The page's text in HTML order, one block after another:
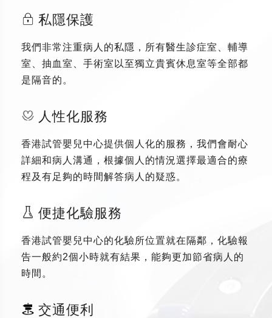
私隱保護
我們非常注重病人的私隱，所有醫生診症室、輔導
室、抽血室、手術室以至獨立貴賓休息室等全部都
是隔音的。
人性化服務
香港試管嬰兒中心提供個人化的服務，我們會耐心
詳細和病人溝通，根據個人的情況選擇最適合的療
程及有足夠的時間解答病人的疑惑。
便捷化驗服務
香港試管嬰兒中心的化驗所位置就在隔鄰，化驗報
告一般約2個小時就有結果，能夠更加節省病人的
時間。
交通便利